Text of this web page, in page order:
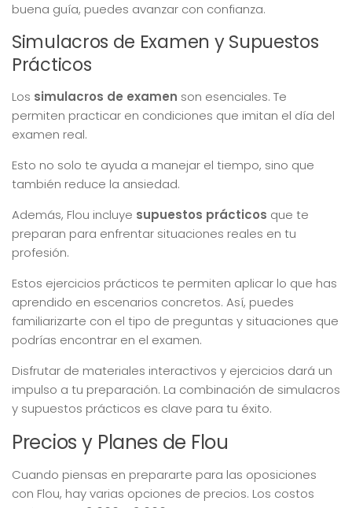
buena guía, puedes avanzar con confianza.
Simulacros de Examen y Supuestos
Prácticos
Los simulacros de examen son esenciales. Te
permiten practicar en condiciones que imitan el día del
examen real.
Esto no solo te ayuda a manejar el tiempo, sino que
también reduce la ansiedad.
Además, Flou incluye supuestos prácticos que te
preparan para enfrentar situaciones reales en tu
profesión.
Estos ejercicios prácticos te permiten aplicar lo que has
aprendido en escenarios concretos. Así, puedes
familiarizarte con el tipo de preguntas y situaciones que
podrías encontrar en el examen.
Disfrutar de materiales interactivos y ejercicios dará un
impulso a tu preparación. La combinación de simulacros
y supuestos prácticos es clave para tu éxito.
Precios y Planes de Flou
Cuando piensas en prepararte para las oposiciones
con Flou, hay varias opciones de precios. Los costos